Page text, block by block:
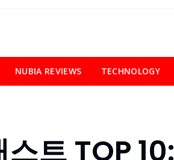
NUBIA REVIEWS TECHNOLOGY
트 TOP 10: